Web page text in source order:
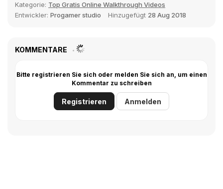
Kategorie: Top Gratis Online Walkthrough Videos
Entwickler: Progamer studio Hinzugefügt 28 Aug 2018
KOMMENTARE
Bitte registrieren Sie sich oder melden Sie sich an, um einen
Kommentar zu schreiben
Registrieren Anmelden